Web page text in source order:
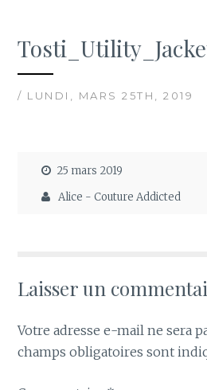
/ LUNDI, MARS 25TH, 2019
25 mars 2019
Alice - Couture Addicted
Laisser un
Votre adresse e-mail ne sera
champs obligatoires sont